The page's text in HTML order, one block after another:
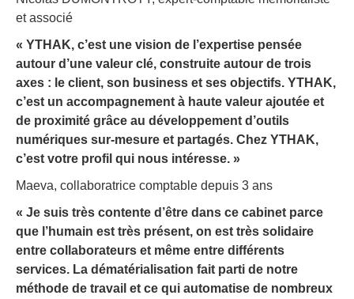
et associé
« YTHAK, c’est une vision de l’expertise pensée
autour d’une valeur clé, construite autour de trois
axes : le client, son business et ses objectifs. YTHAK,
c’est un accompagnement à haute valeur ajoutée et
de proximité grâce au développement d’outils
numériques sur-mesure et partagés. Chez YTHAK,
c’est votre profil qui nous intéresse. »
Maeva, collaboratrice comptable depuis 3 ans
« Je suis très contente d’être dans ce cabinet parce
que l’humain est très présent, on est très solidaire
entre collaborateurs et même entre différents
services. La dématérialisation fait parti de notre
méthode de travail et ce qui automatise de nombreux